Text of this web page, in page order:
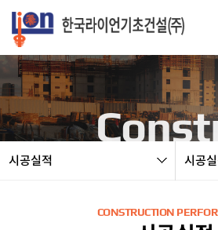
시공실적 시공
CONSTRUCTION